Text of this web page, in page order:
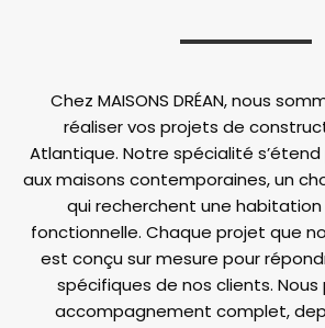
Chez MAISONS DRÉAN, nous
réaliser vos projets de
Atlantique. Notre spécialité
aux maisons contemporaines, un
qui recherchent une
fonctionnelle. Chaque projet que
est conçu sur mesure pour
spécifiques de nos clients.
accompagnement complet,